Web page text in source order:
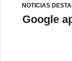
NOTICIAS
Google